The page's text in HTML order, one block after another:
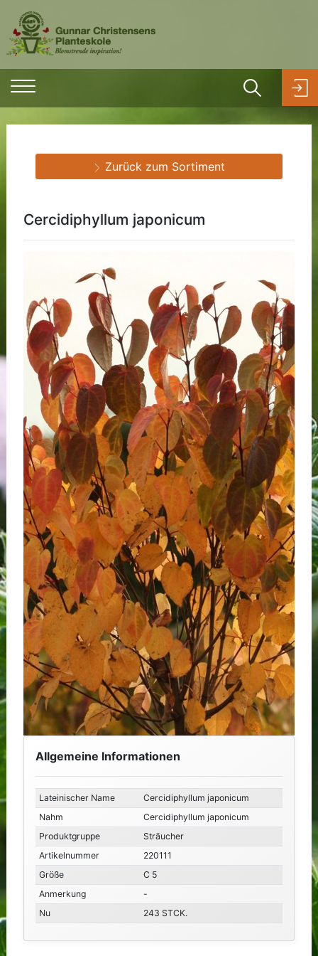
Cercidiphyllum japonicum
Allgemeine Informationen
Lateinischer Name
Cercidiphyllum japonicum
Nahm
Cercidiphyllum japonicum
Produktgruppe
Sträucher
Artikelnummer
220111
Größe
C 5
Anmerkung
-
Nu
243 STCK.
Zurück zum Sortiment